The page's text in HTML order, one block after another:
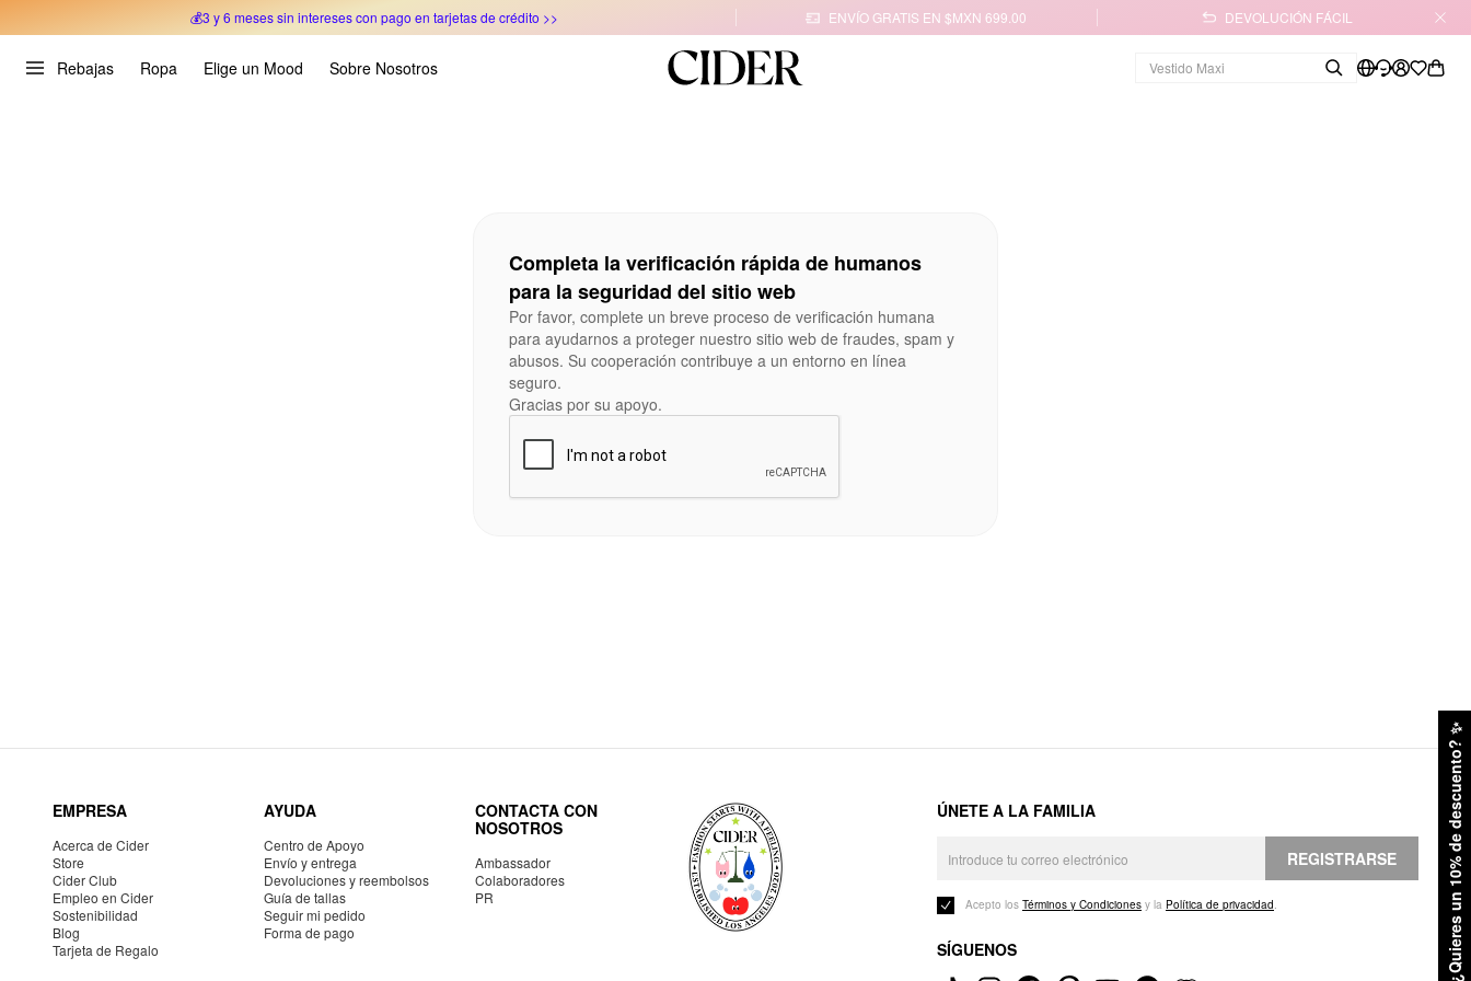
💰3 y 6 meses sin intereses con pago en tarjetas de crédito >>
ENVÍO GRATIS EN $MXN 699.00 DEVOLUCIÓN FÁCIL
Rebajas Ropa Elige un Mood Sobre Nosotros
¿Quieres un 10% de descuento?
✨
Completa la verificación rápida de humanos
para la seguridad del sitio web
Por favor, complete un breve proceso de verificación humana
para ayudarnos a proteger nuestro sitio web de fraudes, spam y
abusos. Su cooperación contribuye a un entorno en línea
seguro.
Gracias por su apoyo.
EMPRESA
Acerca de Cider
Store
Cider Club
Empleo en Cider
Sostenibilidad
Blog
Tarjeta de Regalo
AYUDA
Centro de Apoyo
Envío y entrega
Devoluciones y reembolsos
Guía de tallas
Seguir mi pedido
Forma de pago
CONTACTA CON
NOSOTROS
Ambassador
Colaboradores
PR
ÚNETE A LA FAMILIA
REGISTRARSE
Acepto los Términos y Condiciones y la Política de privacidad.
SÍGUENOS